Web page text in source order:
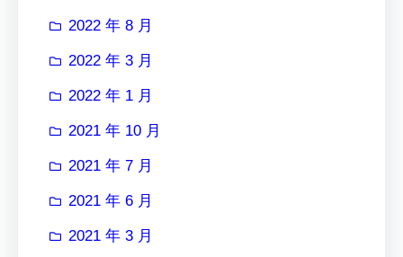
2022 年 8 月
2022 年 3 月
2022 年 1 月
2021 年 10 月
2021 年 7 月
2021 年 6 月
2021 年 3 月